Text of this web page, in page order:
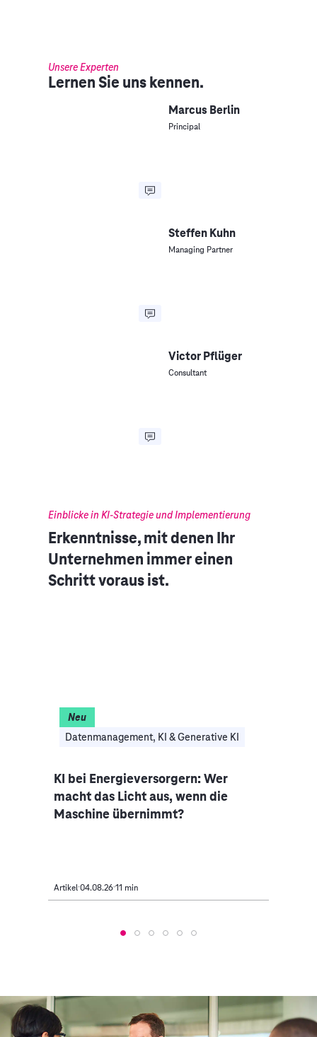
Unsere Experten
Lernen Sie uns kennen.
Marcus Berlin
Principal
Steffen Kuhn
Managing Partner
Victor Pflüger
Consultant
Einblicke in KI-Strategie und Implementierung
Erkenntnisse, mit denen Ihr
Unternehmen immer einen
Schritt voraus ist.
Datenmanagement, KI & Generative KI
Neu
KI bei Energieversorgern: Wer
macht das Licht aus, wenn die
Maschine übernimmt?
Artikel 04.08.26 11 min